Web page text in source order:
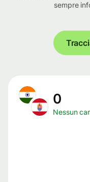
sempre
0
Nessun